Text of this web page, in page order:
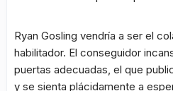
Ryan Gosling vendría a ser el
habilitador. El conseguidor
puertas adecuadas, el que
y se sienta plácidamente a